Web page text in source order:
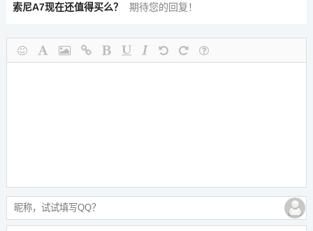
索尼A7现在还值得买么？ 期待您的回复！